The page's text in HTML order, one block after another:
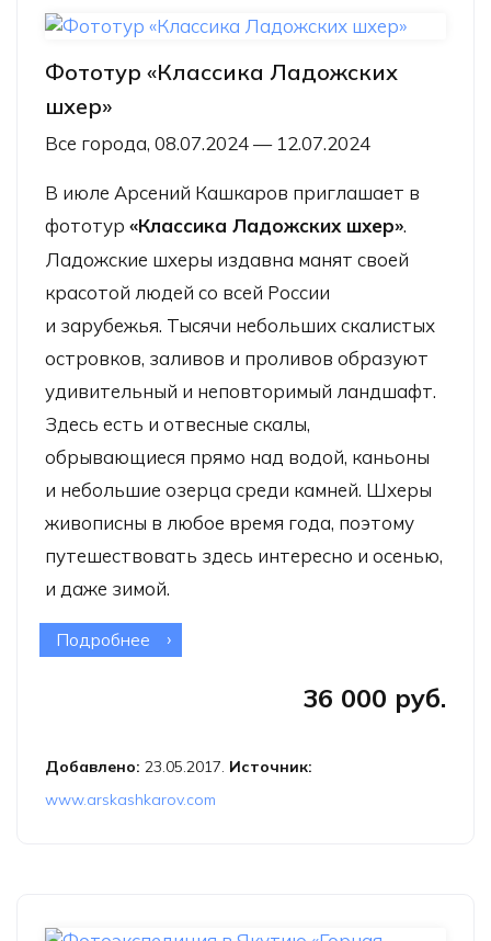
Фототур «Классика Ладожских
шхер»
Все города, 08.07.2024 — 12.07.2024
В июле Арсений Кашкаров приглашает в
фототур «Классика Ладожских шхер».
Ладожские шхеры издавна манят своей
красотой людей со всей России
и зарубежья. Тысячи небольших скалистых
островков, заливов и проливов образуют
удивительный и неповторимый ландшафт.
Здесь есть и отвесные скалы,
обрывающиеся прямо над водой, каньоны
и небольшие озерца среди камней. Шхеры
живописны в любое время года, поэтому
путешествовать здесь интересно и осенью,
и даже зимой.
Подробнее о Фототур «Классика Ладожских
36 000 руб.
Добавлено: 23.05.2017. Источник:
www.arskashkarov.com